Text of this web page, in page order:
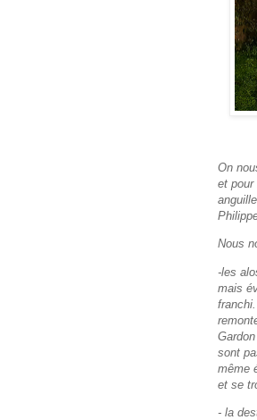
On
et pour
Nous
-les
mais
sont
même
et se
- la